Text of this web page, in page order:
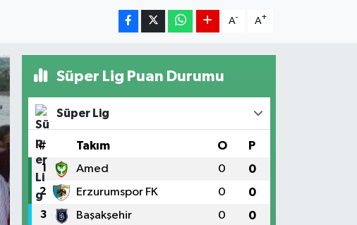
A- A+
Süper Lig Puan Durumu
Süper Lig
# Takım O P
1 Amed 0 0
2 Erzurumspor FK 0 0
3 Başakşehir 0 0